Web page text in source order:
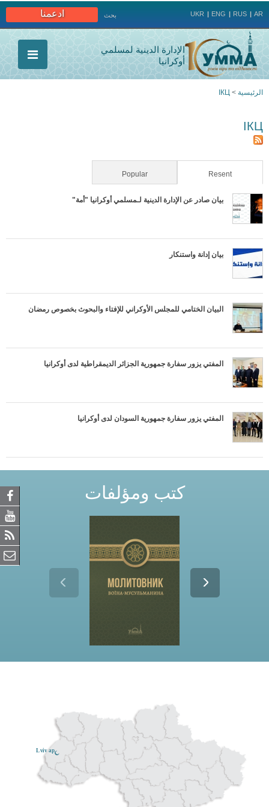
ادعمنا بحث UKR ENG RUS AR
الإدارة الدينية لمسلمي
أوكرانيا
هنا
الرئيسية >
ІКЦ
ІКЦ
Resent
Popular
بيان صادر عن الإدارة الدينية لـمسلمي أوكرانيا "أمة"
بيان إدانة واستنكار
البيان الختامي للمجلس الأوكراني للإفتاء والبحوث بخصوص رمضان
المفتي يزور سفارة جمهورية الجزائر الديمقراطية لدى أوكرانيا
المفتي يزور سفارة جمهورية السودان لدى أوكرانيا
كتب ومؤلفات
Lviv ар